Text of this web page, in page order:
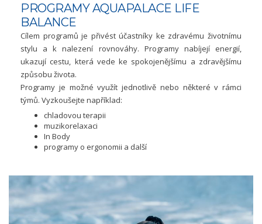
PROGRAMY AQUAPALACE LIFE
BALANCE
Cílem programů je přivést účastníky ke zdravému životnímu
stylu a k nalezení rovnováhy. Programy nabíjejí energií,
ukazují cestu, která vede ke spokojenějšímu a zdravějšímu
způsobu života.
Programy je možné využít jednotlivě nebo některé v rámci
týmů. Vyzkoušejte například:
chladovou terapii
muzikorelaxaci
In Body
programy o ergonomii a další